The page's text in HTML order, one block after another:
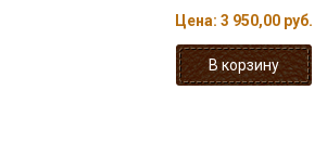
Цена: 3 950,00 руб.